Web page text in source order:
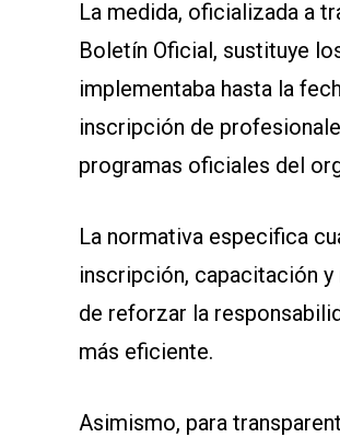
TÉRMINOS
POLÍTICAS
La medida, oficializada a
Boletín Oficial, sustituye
implementaba hasta la
inscripción de
programas oficiales del
La normativa especifica
inscripción, capacitación
de reforzar la
más eficiente.
Asimismo, para